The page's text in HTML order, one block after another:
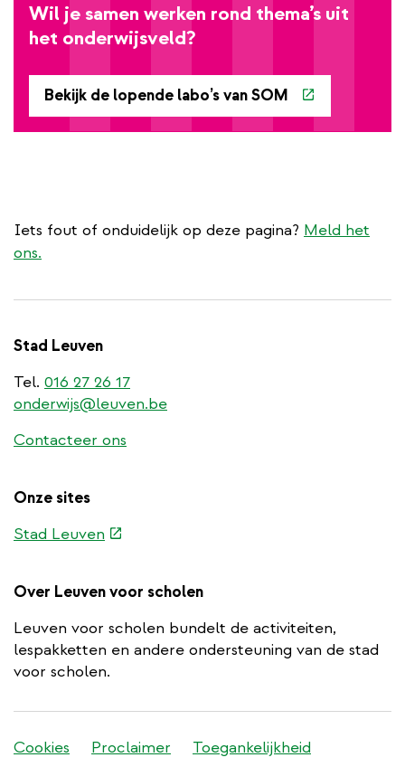
Bekijk de lopende labo’s van SOM
Wil je samen werken rond thema’s uit
het onderwijsveld?
Iets fout of onduidelijk op deze pagina? Meld het
ons.
Stad Leuven
Tel. 016 27 26 17
onderwijs@leuven.be
Contacteer ons
Onze sites
Stad Leuven (externe
Over Leuven voor scholen
Leuven voor scholen bundelt de activiteiten,
lespakketten en andere ondersteuning van de stad
voor scholen.
Stadleuven
Cookies Proclaimer Toegankelijkheid